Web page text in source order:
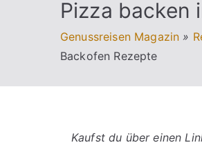
Pizza backen
Genussreisen Magazin »
Backofen Rezepte
Kaufst du über einen